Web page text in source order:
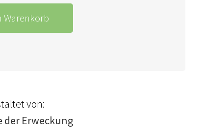
Warenkorb
von:
der Erweckung